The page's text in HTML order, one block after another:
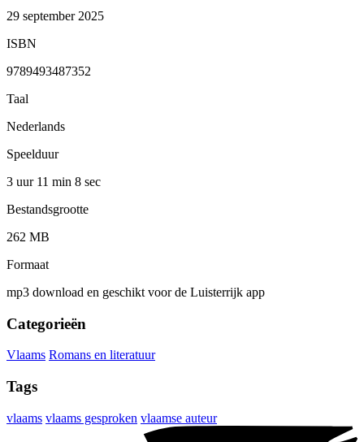
29 september 2025
ISBN
9789493487352
Taal
Nederlands
Speelduur
3 uur 11 min 8 sec
Bestandsgrootte
262 MB
Formaat
mp3 download en geschikt voor de Luisterrijk app
Categorieën
Vlaams Romans en literatuur
Tags
vlaams vlaams gesproken vlaamse auteur